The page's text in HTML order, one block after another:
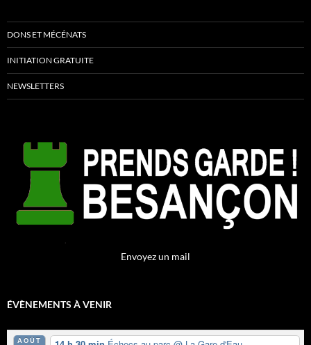
DONS ET MÉCÉNATS
INITIATION GRATUITE
NEWSLETTERS
Envoyez un mail
ÉVÈNEMENTS À VENIR
AOÛT